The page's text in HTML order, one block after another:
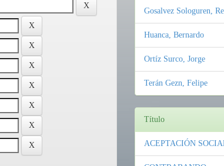
Gosalvez Sologuren,
Huanca, Bernardo
Ortíz Surco, Jorge
Terán Gezn, Felipe
Título
ACEPTACIÓN